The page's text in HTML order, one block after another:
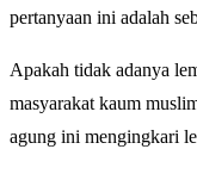
pertanyaan ini adalah
Apakah tidak adanya
masyarakat kaum
agung ini mengingkari